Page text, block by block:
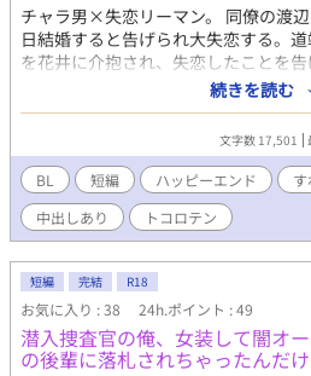
チャラ男×失恋リーマン。 同僚の渡
日結婚すると告げられ大失恋する。
を花井に介抱され、失恋したことを
頭空っぽにしましょう」となぜか抱
クは、花井の与えてくれる甘い快楽
いからたまに泊めてほしい。見返り
され、斎賀はずぶずぶと花井にはま
通りゲロ甘ハッピーエンドです。 （
ン、中イキ、中出し、無理矢理、結腸
続きを読む
文字数 17,501
BL 短編 ハッピーエンド
中出しあり
トコロテン
短編 完結 R18
お気に入り : 38 24h.ポイント : 49
潜入捜査官の俺、女装して闇オ
の後輩に落札されちゃったんだ